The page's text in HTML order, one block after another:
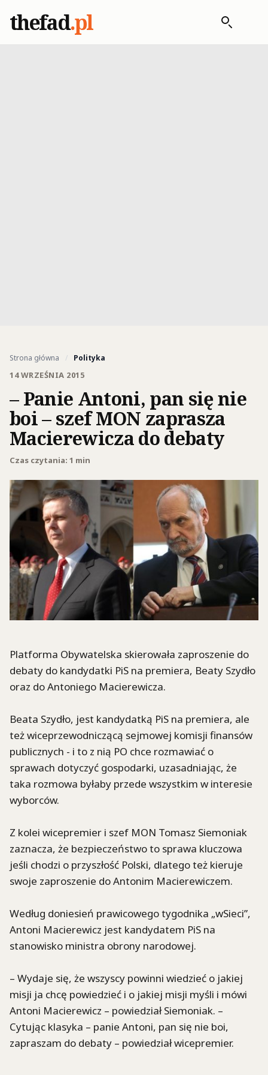
thefad.pl
Strona główna / Polityka
14 WRZEŚNIA 2015
– Panie Antoni, pan się nie
boi – szef MON zaprasza
Macierewicza do debaty
Czas czytania: 1 min
Platforma Obywatelska skierowała zaproszenie do
debaty do kandydatki PiS na premiera, Beaty Szydło
oraz do Antoniego Macierewicza.
Beata Szydło, jest kandydatką PiS na premiera, ale
też wiceprzewodniczącą sejmowej komisji finansów
publicznych - i to z nią PO chce rozmawiać o
sprawach dotyczyć gospodarki, uzasadniając, że
taka rozmowa byłaby przede wszystkim w interesie
wyborców.
Z kolei wicepremier i szef MON Tomasz Siemoniak
zaznacza, że bezpieczeństwo to sprawa kluczowa
jeśli chodzi o przyszłość Polski, dlatego też kieruje
swoje zaproszenie do Antonim Macierewiczem.
Według doniesień prawicowego tygodnika „wSieci”,
Antoni Macierewicz jest kandydatem PiS na
stanowisko ministra obrony narodowej.
– Wydaje się, że wszyscy powinni wiedzieć o jakiej
misji ja chcę powiedzieć i o jakiej misji myśli i mówi
Antoni Macierewicz – powiedział Siemoniak. –
Cytując klasyka – panie Antoni, pan się nie boi,
zapraszam do debaty – powiedział wicepremier.